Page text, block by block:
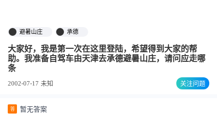
避暑山庄 承德
大家好，我是第一次在这里登陆，希望得到大家的帮
助。我准备自驾车由天津去承德避暑山庄，请问应走哪
条
2002-07-17 未知 关注问题
答 暂无答案